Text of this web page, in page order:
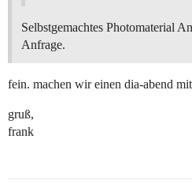
Selbstgemachtes Photomaterial
Anfrage.
fein. machen wir einen dia-abend
gruß,
frank